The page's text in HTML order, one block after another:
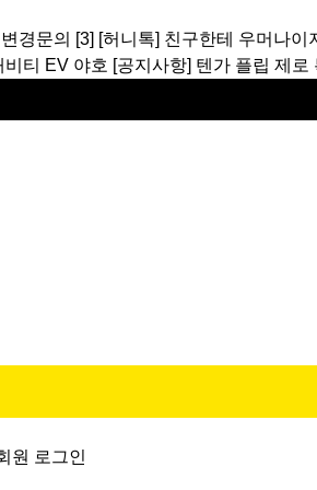
경문의 [3] [허니톡] 친구한테 우머나이
티 EV 야호 [공지사항] 텐가 플립 제로
원 로그인